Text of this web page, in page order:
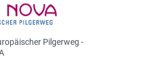
Pilgerweg -